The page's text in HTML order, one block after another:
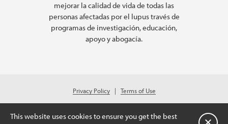
mejorar la calidad de vida de todas las
personas afectadas por el lupus través de
programas de investigación, educación,
apoyo y abogacía.
Privacy Policy
Terms of Use
© 2026 Lupus Foundation of America. All rights reserved.
Charitable organization with 501(c)(3) tax-exempt status. Federal ID #43-
This website uses cookies to ensure you get the best